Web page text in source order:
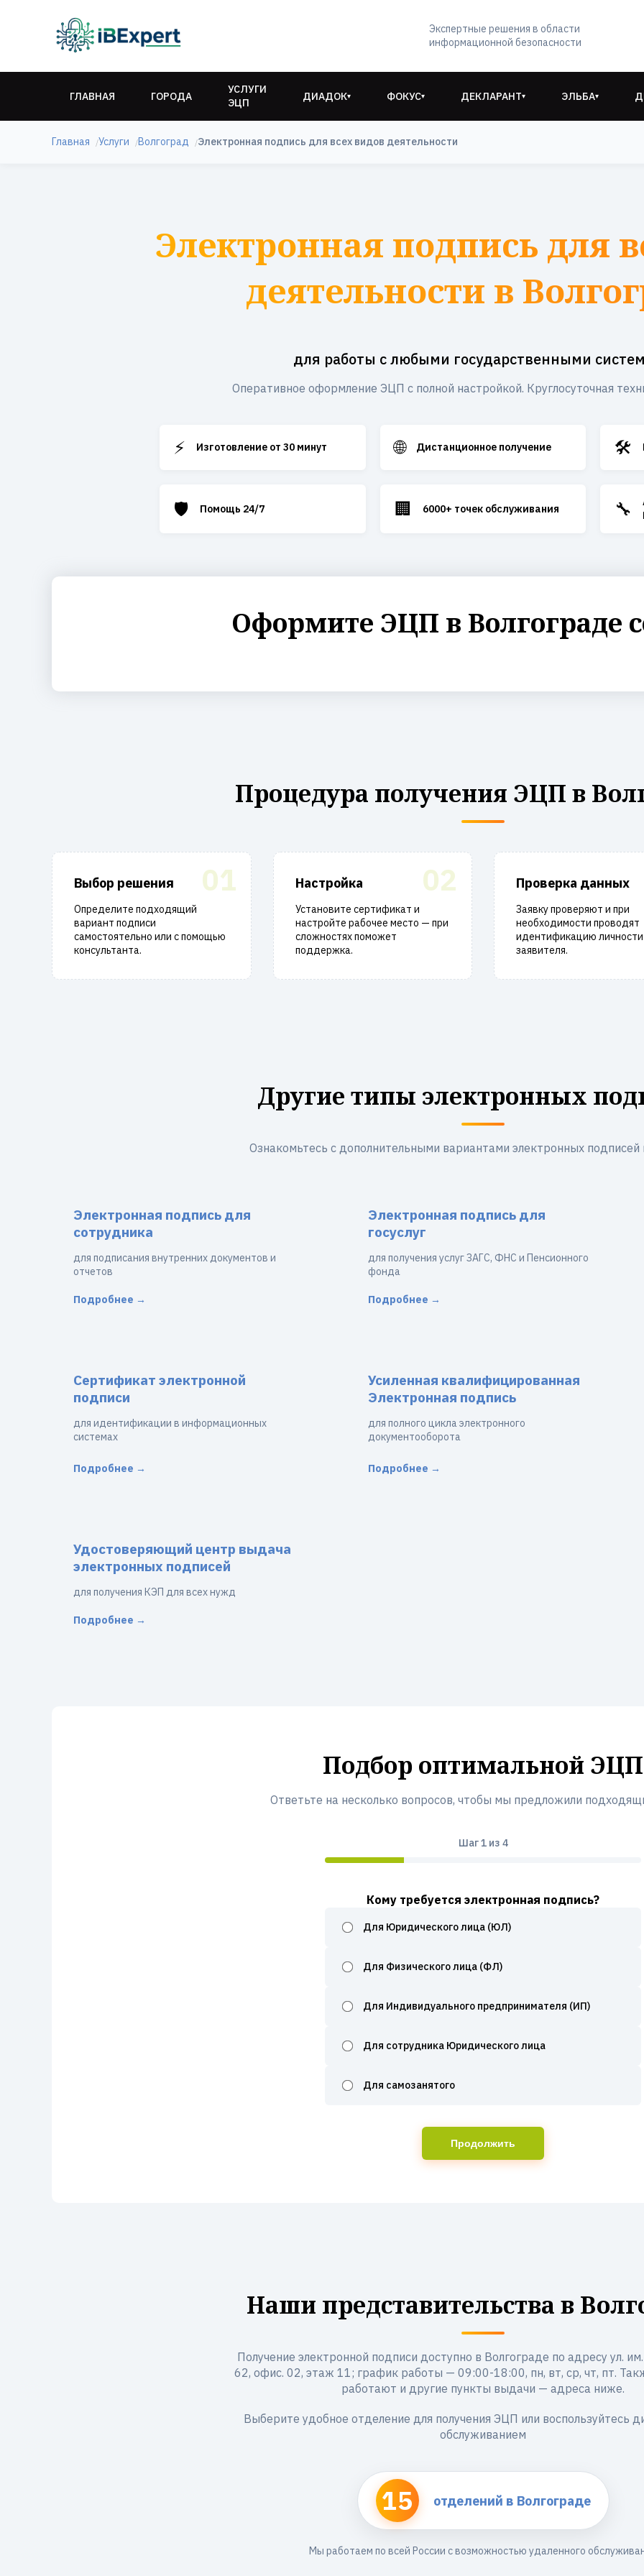
Экспертные решения в области
информационной безопасности
ГЛАВНАЯ ГОРОДА
УСЛУГИ
ЭЦП
ДИАДОК▾ ФОКУС▾ ДЕКЛАРАНТ▾ ЭЛЬБА▾
Главная Услуги Волгоград Электронная подпись для всех видов деятельности
Электронная подпись для
деятельности в
для работы с любыми государственными
Оперативное оформление ЭЦП с полной настройкой. Круглосуточная
⚡ Изготовление от 30 минут 🌐 Дистанционное получение 🛠️
🛡️ Помощь 24/7 🏢 6000+ точек обслуживания 🔧
Оформите ЭЦП в Волгограде
Процедура получения ЭЦП в
01
Выбор решения
Определите подходящий
вариант подписи
самостоятельно или с помощью
консультанта.
02
Настройка
Установите сертификат и
настройте рабочее место — при
сложностях поможет
поддержка.
Проверка данных
Заявку проверяют и при
необходимости проводят
идентификацию личности
заявителя.
Другие типы электронных
Ознакомьтесь с дополнительными вариантами электронных подписей
Электронная подпись для
сотрудника
для подписания внутренних документов и
отчетов
Подробнее →
Электронная подпись для
госуслуг
для получения услуг ЗАГС, ФНС и Пенсионного
фонда
Подробнее →
Сертификат электронной
подписи
для идентификации в информационных
системах
Подробнее →
Усиленная квалифицированная
Электронная подпись
для полного цикла электронного
документооборота
Подробнее →
Удостоверяющий центр выдача
электронных подписей
для получения КЭП для всех нужд
Подробнее →
Подбор оптимальной ЭЦП
Ответьте на несколько вопросов, чтобы мы предложили
Шаг1из 4
Кому требуется электронная подпись?
Для Юридического лица (ЮЛ)
Для Физического лица (ФЛ)
Для Индивидуального предпринимателя (ИП)
Для сотрудника Юридического лица
Для самозанятого
Продолжить
Наши представительства в
Получение электронной подписи доступно в Волгограде по адресу ул.
62, офис. 02, этаж 11; график работы — 09:00-18:00, пн, вт, ср, чт, пт.
работают и другие пункты выдачи — адреса ниже.
Выберите удобное отделение для получения ЭЦП или воспользуйтесь
обслуживанием
15 отделений в Волгограде
Мы работаем по всей России с возможностью удаленного